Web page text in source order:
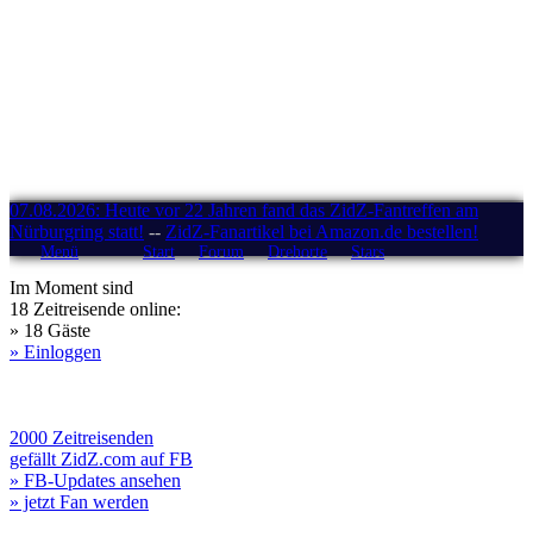
07.08.2026: Heute vor 22 Jahren fand das ZidZ-Fantreffen am
Nürburgring statt! -- ZidZ-Fanartikel bei Amazon.de bestellen!
Menü Start Forum Drehorte Stars
Im Moment sind
18 Zeitreisende online:
» 18 Gäste
» Einloggen
2000 Zeitreisenden
gefällt ZidZ.com auf FB
» FB-Updates ansehen
» jetzt Fan werden